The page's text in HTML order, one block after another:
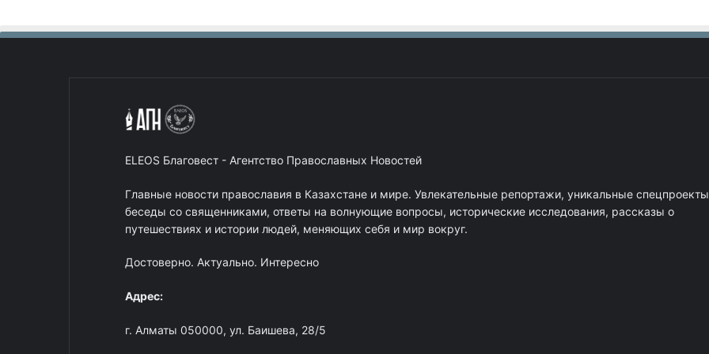
ELEOS Благовест - Агентство Православных Новостей
Главные новости православия в Казахстане и мире. Увлекательные репортажи, уникальные
беседы со священниками, ответы на волнующие вопросы, исторические исследования, рассказы о
путешествиях и истории людей, меняющих себя и мир вокруг.
Достоверно. Актуально. Интересно
Адрес:
г. Алматы 050000, ул. Баишева, 28/5